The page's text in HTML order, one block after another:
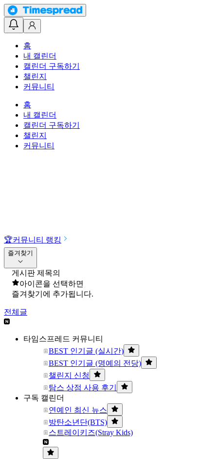
홈
내 캘린더
캘린더 구독하기
챌린지
커뮤니티
홈
내 캘린더
캘린더 구독하기
챌린지
커뮤니티
🏆커뮤니티 랭킹
즐겨찾기
게시판 제목의
아이콘을 선택하면
즐겨찾기에 추가됩니다.
전체글
타임스프레드 커뮤니티
BEST 인기글 (실시간)
BEST 인기글 (명예의 전당)
챌린지 신청
탐스 상점 사용 후기
구독 캘린더
연예인 최신 뉴스
방탄소년단(BTS)
스트레이키즈(Stray Kids)